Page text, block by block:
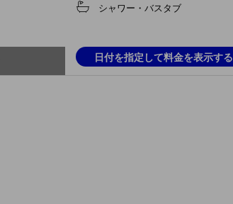
シャワー・バスタブ
日付を指定して料金を表示する